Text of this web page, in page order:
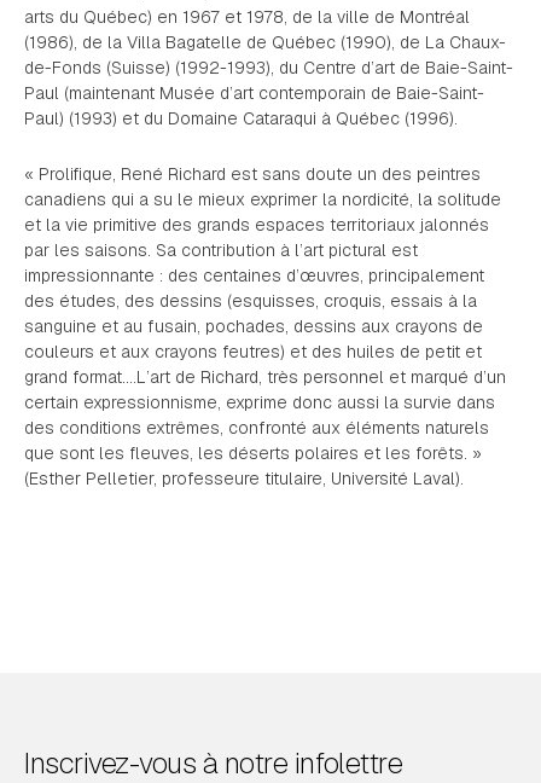
arts du Québec) en 1967 et 1978, de la ville de Montréal
(1986), de la Villa Bagatelle de Québec (1990), de La Chaux-
de-Fonds (Suisse) (1992-1993), du Centre d’art de Baie-Saint-
Paul (maintenant Musée d’art contemporain de Baie-Saint-
Paul) (1993) et du Domaine Cataraqui à Québec (1996).
« Prolifique, René Richard est sans doute un des peintres
canadiens qui a su le mieux exprimer la nordicité, la solitude
et la vie primitive des grands espaces territoriaux jalonnés
par les saisons. Sa contribution à l’art pictural est
impressionnante : des centaines d’œuvres, principalement
des études, des dessins (esquisses, croquis, essais à la
sanguine et au fusain, pochades, dessins aux crayons de
couleurs et aux crayons feutres) et des huiles de petit et
grand format….L’art de Richard, très personnel et marqué d’un
certain expressionnisme, exprime donc aussi la survie dans
des conditions extrêmes, confronté aux éléments naturels
que sont les fleuves, les déserts polaires et les forêts. »
(Esther Pelletier, professeure titulaire, Université Laval).
Inscrivez-vous à notre infolettre